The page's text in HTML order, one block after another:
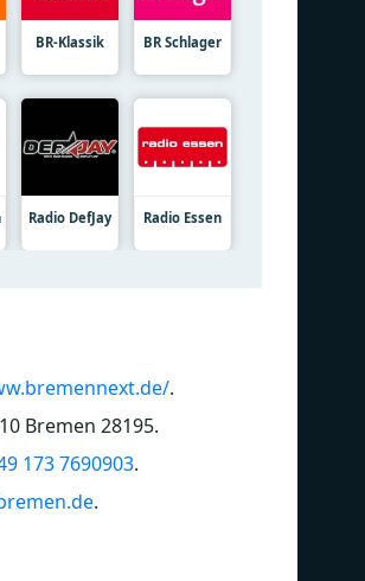
BR-Klassik BR Schlager
Radio DefJay Radio Essen
.
Bremen 28195.
173 7690903.
.